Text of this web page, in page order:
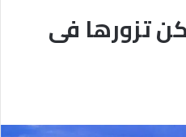
تزورها فى